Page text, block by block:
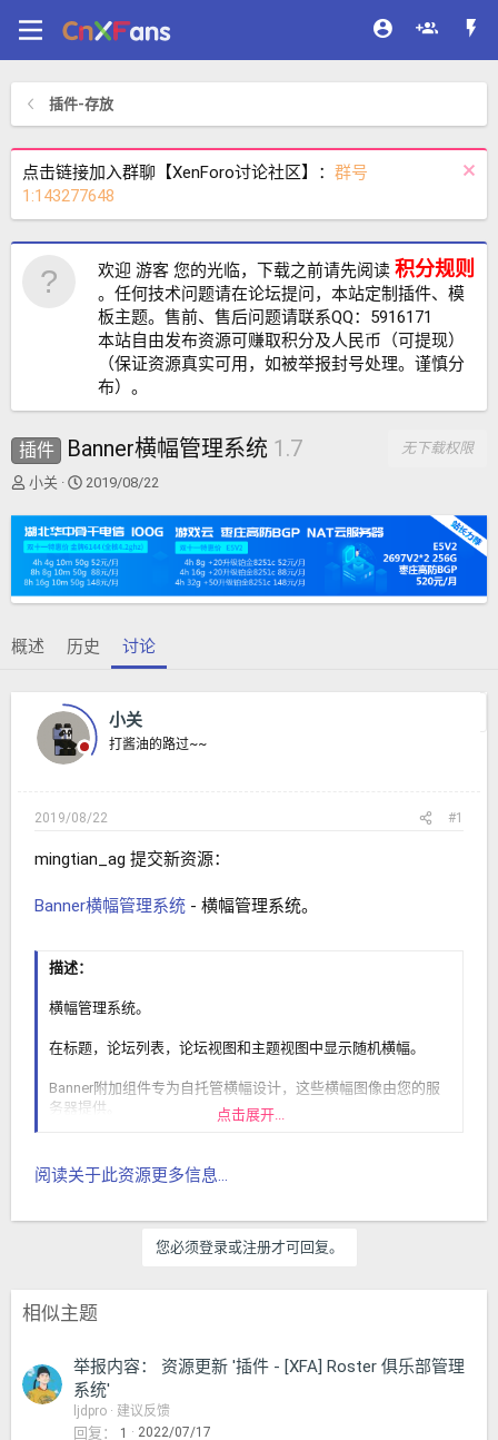
插件-存放
点击链接加入群聊【XenForo讨论社区】： 群号
1:143277648
欢迎 游客 您的光临，下载之前请先阅读 积分规则
。任何技术问题请在论坛提问，本站定制插件、模
板主题。售前、售后问题请联系QQ：5916171
本站自由发布资源可赚取积分及人民币（可提现）
（保证资源真实可用，如被举报封号处理。谨慎分
布）。
插件 Banner横幅管理系统 1.7
无下载权限
主
发
起
人
小关
开
时
间
2019/08/22
概述 历史 讨论
小关
打酱油的路过~~
2019/08/22 #1
mingtian_ag 提交新资源：
Banner横幅管理系统 - 横幅管理系统。
描述：
横幅管理系统。
在标题，论坛列表，论坛视图和主题视图中显示随机横幅。
Banner附加组件专为自托管横幅设计，这些横幅图像由您的服
务器提供。
[IMG alt="proxy.php？图像=
HTTPS％3A％2F％2Fxenforo.com％2Fcommunity％2Fattach
点击展开...
阅读关于此资源更多信息...
您必须登录或注册才可回复。
相似主题
举报内容： 资源更新 '插件 - [XFA] Roster 俱乐部管理
系统'
ljdpro 建议反馈
回复 1 2022/07/17